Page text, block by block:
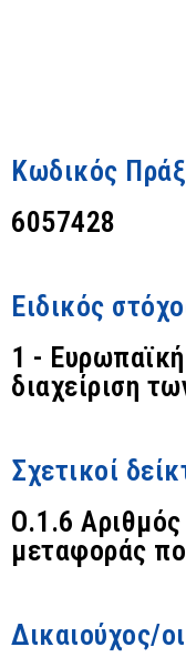
Κωδικός
6057428
Ειδικός
1 -
διαχείριση
Σχετικοί
O.1.6
μεταφοράς
Δικαιούχος/